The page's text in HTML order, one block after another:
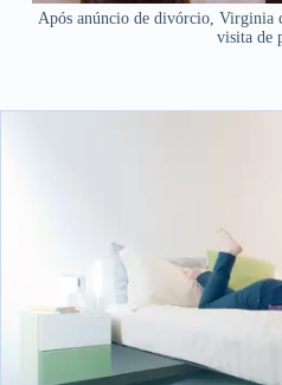
Após anúncio de divórcio, Virginia
visita de